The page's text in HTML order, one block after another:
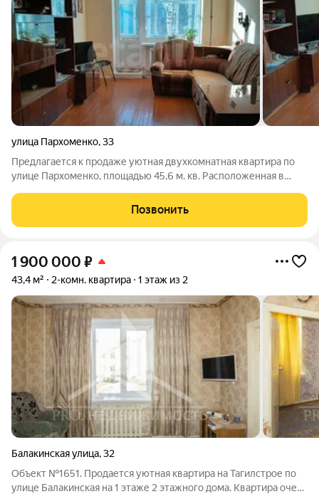
улица Пархоменко,33
Предлагается к продаже уютная двухкомнатная квартира по
улице Пархоменко, площадью 45,6 м. кв. Расположенная в
.Квартира имеет правильную планировку, две изолированные
комнаты, Окна выходят во двор.
Позвонить
1 900 000 ₽
43,4 м² 2-комн. квартира 1 этаж из 2
Балакинская улица,32
Объект №1651. Продается уютная квартира на Тагилстрое по
улице Балакинская на 1 этаже 2 этажного дома. Квapтиpа oчень